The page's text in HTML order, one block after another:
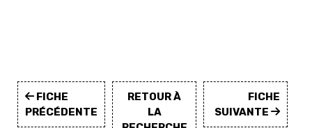
FICHE
PRÉCÉDENTE
RETOUR À
LA
FICHE
SUIVANTE